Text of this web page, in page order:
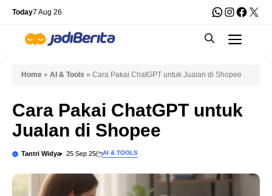
Skip
content
Today7 Aug 26 WhatsApp
X
Home » AI & Tools » Cara Pakai ChatGPT untuk Jualan di Shopee
Cara Pakai ChatGPT untuk
Jualan di Shopee
Tantri Widya 25 Sep 25 AI & TOOLS